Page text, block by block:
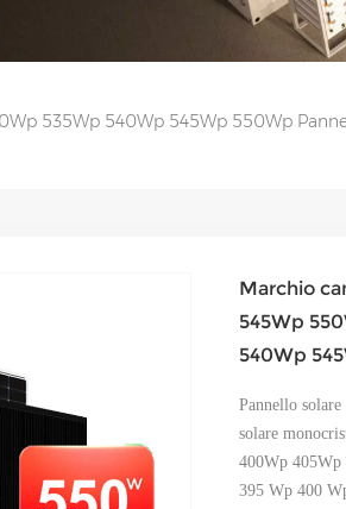
535Wp 540Wp 545Wp 550Wp
Marchio
545Wp
540Wp
Pannello
solare
400Wp
395 Wp 400